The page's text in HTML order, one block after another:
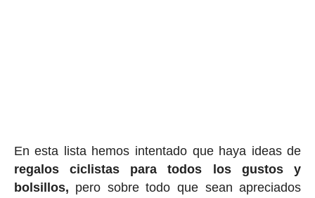
En esta lista hemos intentado que haya ideas de
regalos ciclistas para todos los gustos y
bolsillos, pero sobre todo que sean apreciados